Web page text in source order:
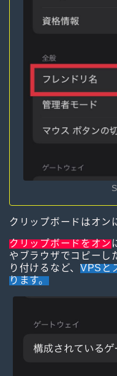
クリップボードはオン
クリップボードをオン
やブラウザでコピーし
り付けるなど、 VPSと
ります。